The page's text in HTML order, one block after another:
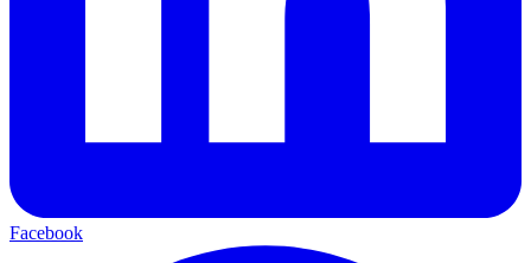
Facebook